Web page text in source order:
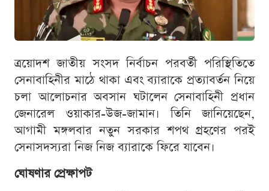
ত্রয়োদশ জাতীয় সংসদ নির্বাচন পরবর্তী পরিস্থিতিতে
সেনাবাহিনীর মাঠে থাকা এবং ব্যারাকে প্রত্যাবর্তন নিয়ে
চলা আলোচনার অবসান ঘটালেন সেনাবাহিনী প্রধান
জেনারেল ওয়াকার-উজ-জামান। তিনি জানিয়েছেন,
আগামী মঙ্গলবার নতুন সরকার শপথ গ্রহণের পরই
সেনাসদস্যরা নিজ নিজ ব্যারাকে ফিরে যাবেন।
ঘোষণার প্রেক্ষাপট